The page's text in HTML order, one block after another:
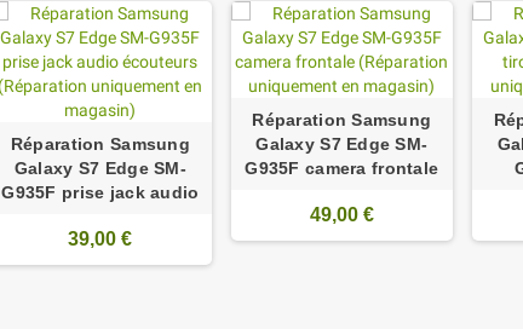
Réparation Samsung
Galaxy S7 Edge SM-
G935F prise jack audio
39,00 €
Réparation Samsung
Galaxy S7 Edge SM-
G935F camera frontale
49,00 €